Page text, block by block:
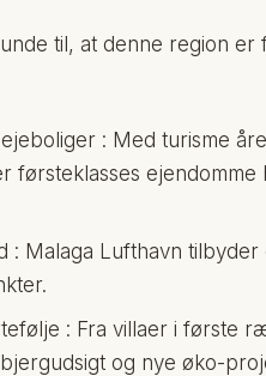
til, at denne region
: Med turisme
førsteklasses
: Malaga Lufthavn
: Fra villaer i første
og nye øko-